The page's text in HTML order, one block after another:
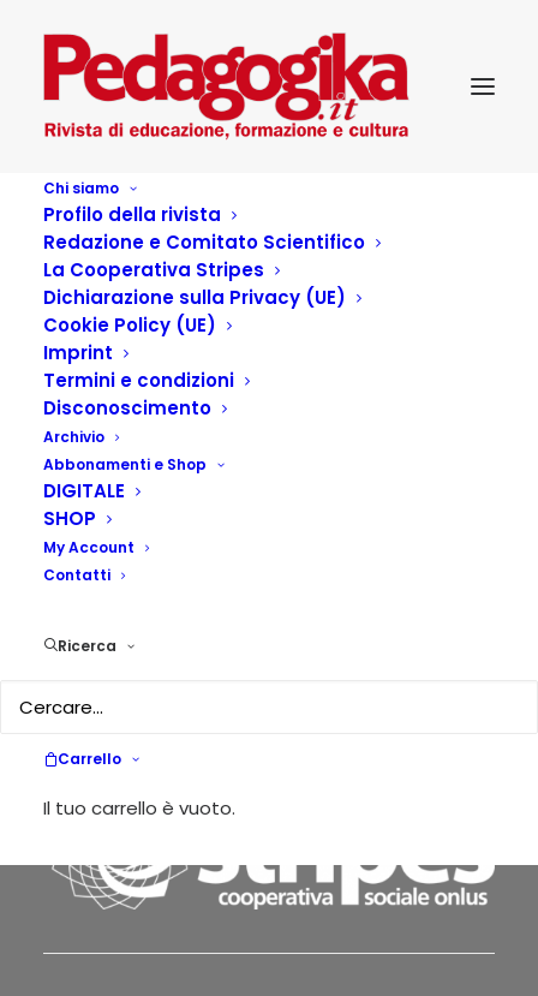
Chi siamo
Profilo della rivista
Redazione e Comitato Scientifico
La Cooperativa Stripes
Dichiarazione sulla Privacy (UE)
Cookie Policy (UE)
Imprint
Termini e condizioni
Disconoscimento
Archivio
Abbonamenti e Shop
DIGITALE
SHOP
My Account
Contatti
Ricerca
Carrello
Il tuo carrello è vuoto.
Autore:Morena Saul
Articoli dell'autore
Conoscere = mettersi in moto = essere
by Morena Saul